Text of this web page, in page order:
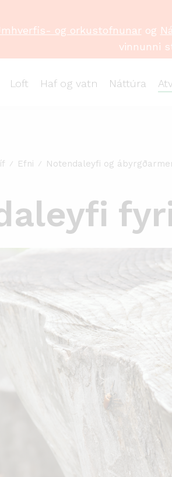
Loft Haf og vatn Náttúra
og orkustofnunarog
vinnunni
Efni Notendaleyfi og